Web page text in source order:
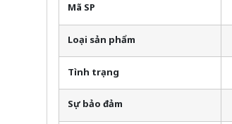
Mã SP
Loại sản phẩm
Tình trạng
Sự bảo đảm